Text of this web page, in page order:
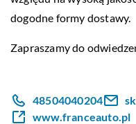
dogodne formy dostawy.
Zapraszamy do
48504040204
www.franceauto.pl